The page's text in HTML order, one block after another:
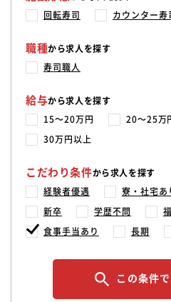
回転寿司 カウンター寿
職種から求人を探す
寿司職人
給与から求人を探す
15〜20万円 20〜25万
30万円以上
こだわり条件から求人を探す
経験者優遇 寮・社宅あ
新卒 学歴不問
食事手当あり 長期
この条件